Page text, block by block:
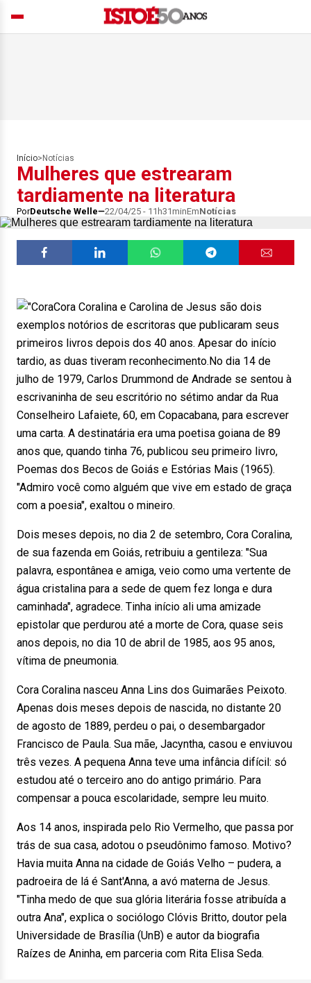
Início> Notícias
Mulheres que estrearam
tardiamente na literatura
PorDeutsche Welle 22/04/25 - 11h31minEmNotícias
Cora Coralina e Carolina de Jesus são dois
exemplos notórios de escritoras que publicaram seus
primeiros livros depois dos 40 anos. Apesar do início
tardio, as duas tiveram reconhecimento.No dia 14 de
julho de 1979, Carlos Drummond de Andrade se sentou à
escrivaninha de seu escritório no sétimo andar da Rua
Conselheiro Lafaiete, 60, em Copacabana, para escrever
uma carta. A destinatária era uma poetisa goiana de 89
anos que, quando tinha 76, publicou seu primeiro livro,
Poemas dos Becos de Goiás e Estórias Mais (1965).
"Admiro você como alguém que vive em estado de graça
com a poesia", exaltou o mineiro.
Dois meses depois, no dia 2 de setembro, Cora Coralina,
de sua fazenda em Goiás, retribuiu a gentileza: "Sua
palavra, espontânea e amiga, veio como uma vertente de
água cristalina para a sede de quem fez longa e dura
caminhada", agradece. Tinha início ali uma amizade
epistolar que perdurou até a morte de Cora, quase seis
anos depois, no dia 10 de abril de 1985, aos 95 anos,
vítima de pneumonia.
Cora Coralina nasceu Anna Lins dos Guimarães Peixoto.
Apenas dois meses depois de nascida, no distante 20
de agosto de 1889, perdeu o pai, o desembargador
Francisco de Paula. Sua mãe, Jacyntha, casou e enviuvou
três vezes. A pequena Anna teve uma infância difícil: só
estudou até o terceiro ano do antigo primário. Para
compensar a pouca escolaridade, sempre leu muito.
Aos 14 anos, inspirada pelo Rio Vermelho, que passa por
trás de sua casa, adotou o pseudônimo famoso. Motivo?
Havia muita Anna na cidade de Goiás Velho – pudera, a
padroeira de lá é Sant'Anna, a avó materna de Jesus.
"Tinha medo de que sua glória literária fosse atribuída a
outra Ana", explica o sociólogo Clóvis Britto, doutor pela
Universidade de Brasília (UnB) e autor da biografia
Raízes de Aninha, em parceria com Rita Elisa Seda.